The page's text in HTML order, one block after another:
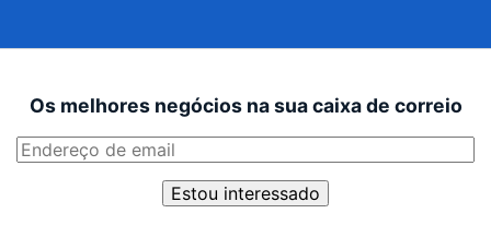
Os melhores negócios na sua caixa de correio
Estou interessado